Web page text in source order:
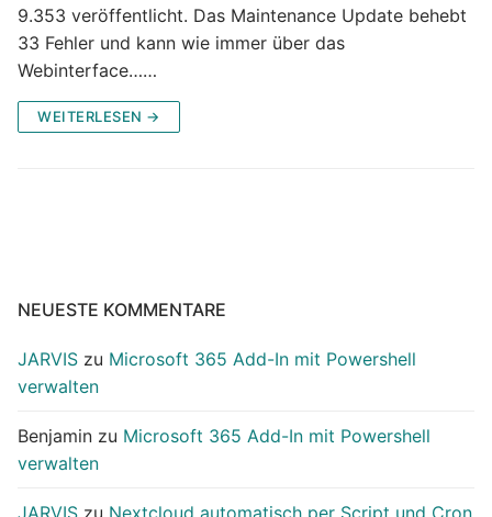
9.353 veröffentlicht. Das Maintenance Update behebt
33 Fehler und kann wie immer über das
Webinterface……
WEITERLESEN →
NEUESTE KOMMENTARE
JARVIS zu Microsoft 365 Add-In mit Powershell
verwalten
Benjamin zu Microsoft 365 Add-In mit Powershell
verwalten
JARVIS zu Nextcloud automatisch per Script und Cron